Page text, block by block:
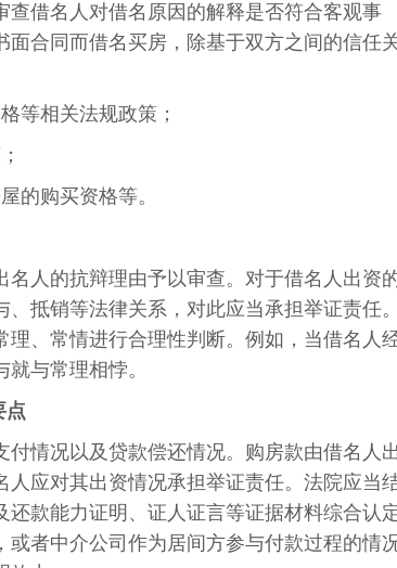
借名人对借名原因的解释是否符合客观事
合同而借名买房，除基于双方之间的信任
等相关法规政策；
的购买资格等。
人的抗辩理由予以审查。对于借名人出资
抵销等法律关系，对此应当承担举证责任。
、常情进行合理性判断。例如，当借名人
与常理相悖。
点
情况以及贷款偿还情况。购房款由借名人
应对其出资情况承担举证责任。法院应当
款能力证明、证人证言等证据材料综合认
者中介公司作为居间方参与付款过程的情